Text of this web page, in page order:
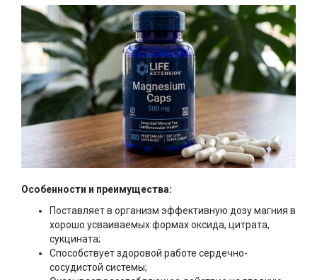
Особенности и преимущества:
Поставляет в организм эффективную дозу магния в
хорошо усваиваемых формах оксида, цитрата,
сукцината;
Способствует здоровой работе сердечно-
сосудистой системы;